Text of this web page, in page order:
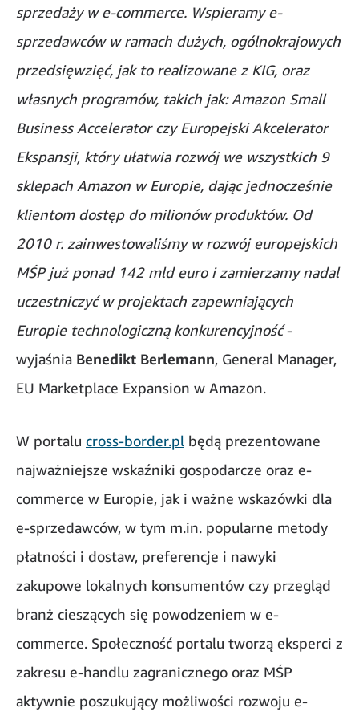
sprzedaży w e-commerce. Wspieramy e-
sprzedawców w ramach dużych, ogólnokrajowych
przedsięwzięć, jak to realizowane z KIG, oraz
własnych programów, takich jak: Amazon Small
Business Accelerator czy Europejski Akcelerator
Ekspansji, który ułatwia rozwój we wszystkich 9
sklepach Amazon w Europie, dając jednocześnie
klientom dostęp do milionów produktów. Od
2010 r. zainwestowaliśmy w rozwój europejskich
MŚP już ponad 142 mld euro i zamierzamy nadal
uczestniczyć w projektach zapewniających
Europie technologiczną konkurencyjność-
wyjaśnia Benedikt Berlemann, General Manager,
EU Marketplace Expansion w Amazon.
W portalu cross-border.pl będą prezentowane
najważniejsze wskaźniki gospodarcze oraz e-
commerce w Europie, jak i ważne wskazówki dla
e-sprzedawców, w tym m.in. popularne metody
płatności i dostaw, preferencje i nawyki
zakupowe lokalnych konsumentów czy przegląd
branż cieszących się powodzeniem w e-
commerce. Społeczność portalu tworzą eksperci z
zakresu e-handlu zagranicznego oraz MŚP
aktywnie poszukujący możliwości rozwoju e-